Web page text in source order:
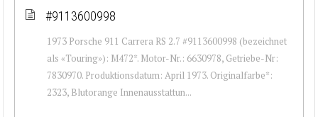
#9113600998
1973 Porsche 911 Carrera RS 2.7 #9113600998 (bezeichnet
als «Touring»): M472*. Motor-Nr.: 6630978, Getriebe-Nr:
7830970. Produktionsdatum: April 1973. Originalfarbe*:
2323, Blutorange Innenausstattun...